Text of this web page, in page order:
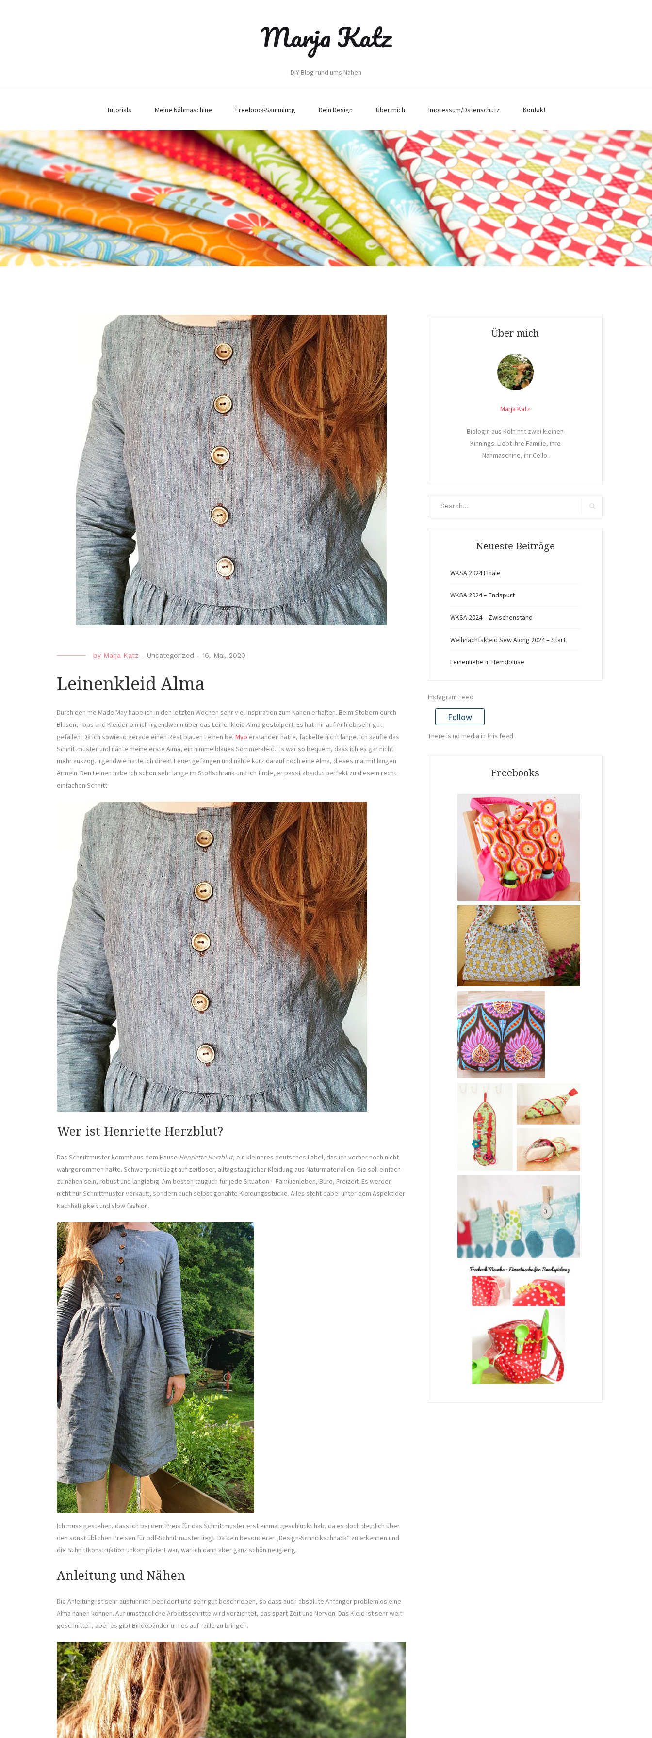
Marja Katz
DIY Blog rund ums Nähen
Tutorials Meine Nähmaschine Freebook-Sammlung Dein Design Über mich Impressum/Datenschutz Kontakt
by Marja Katz - Uncategorized - 16. Mai, 2020
Leinenkleid Alma
Durch den me Made May habe ich in den letzten Wochen sehr viel Inspiration zum Nähen erhalten. Beim Stöbern durch
Blusen, Tops und Kleider bin ich irgendwann über das Leinenkleid Alma gestolpert. Es hat mir auf Anhieb sehr gut
gefallen. Da ich sowieso gerade einen Rest blauen Leinen bei Myo erstanden hatte, fackelte nicht lange. Ich kaufte das
Schnittmuster und nähte meine erste Alma, ein himmelblaues Sommerkleid. Es war so bequem, dass ich es gar nicht
mehr auszog. Irgendwie hatte ich direkt Feuer gefangen und nähte kurz darauf noch eine Alma, dieses mal mit langen
Ärmeln. Den Leinen habe ich schon sehr lange im Stoffschrank und ich finde, er passt absolut perfekt zu diesem recht
einfachen Schnitt.
Wer ist Henriette Herzblut?
Das Schnittmuster kommt aus dem Hause Henriette Herzblut, ein kleineres deutsches Label, das ich vorher noch nicht
wahrgenommen hatte. Schwerpunkt liegt auf zeitloser, alltagstauglicher Kleidung aus Naturmaterialien. Sie soll einfach
zu nähen sein, robust und langlebig. Am besten tauglich für jede Situation – Familienleben, Büro, Freizeit. Es werden
nicht nur Schnittmuster verkauft, sondern auch selbst genähte Kleidungsstücke. Alles steht dabei unter dem Aspekt der
Nachhaltigkeit und slow fashion.
Ich muss gestehen, dass ich bei dem Preis für das Schnittmuster erst einmal geschluckt hab, da es doch deutlich über
den sonst üblichen Preisen für pdf-Schnittmuster liegt. Da kein besonderer „Design-Schnickschnack“ zu erkennen und
die Schnittkonstruktion unkompliziert war, war ich dann aber ganz schön neugierig.
Anleitung und Nähen
Die Anleitung ist sehr ausführlich bebildert und sehr gut beschrieben, so dass auch absolute Anfänger problemlos eine
Alma nähen können. Auf umständliche Arbeitsschritte wird verzichtet, das spart Zeit und Nerven. Das Kleid ist sehr weit
geschnitten, aber es gibt Bindebänder um es auf Taille zu bringen.
Über mich
Marja Katz
Biologin aus Köln mit zwei kleinen
Kinnings. Liebt ihre Familie, ihre
Nähmaschine, ihr Cello.
Neueste Beiträge
WKSA 2024 Finale
WKSA 2024 – Endspurt
WKSA 2024 – Zwischenstand
Weihnachtskleid Sew Along 2024 – Start
Leinenliebe in Hemdbluse
Instagram Feed
Follow
There is no media in this feed
Freebooks